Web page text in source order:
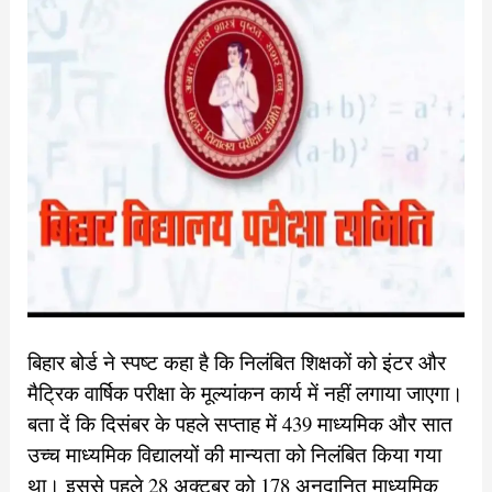
बिहार बोर्ड ने स्पष्ट कहा है कि निलंबित शिक्षकों को इंटर और
मैट्रिक वार्षिक परीक्षा के मूल्यांकन कार्य में नहीं लगाया जाएगा।
बता दें कि दिसंबर के पहले सप्ताह में 439 माध्यमिक और सात
उच्च माध्यमिक विद्यालयों की मान्यता को निलंबित किया गया
था। इससे पहले 28 अक्टूबर को 178 अनुदानित माध्यमिक